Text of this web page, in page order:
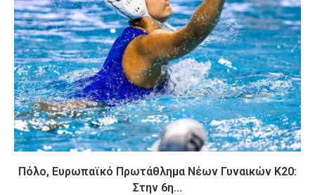
Πόλο, Ευρωπαϊκό Πρωτάθλημα Νέων Γυναικών Κ20:
Στην 6η...